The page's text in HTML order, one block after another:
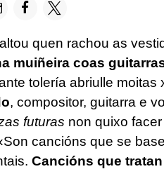
quen rachou as
muiñeira coas
tolería abriulle moitas
, compositor, guitarra e
futuras non quixo
cancións que se
Cancións que